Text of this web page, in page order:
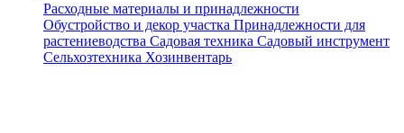
Расходные материалы и принадлежности
Обустройство и декор участка Принадлежности для
растениеводства Садовая техника Садовый инструмент
Сельхозтехника Хозинвентарь